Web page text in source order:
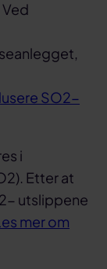
SO2-
i
Etter at
utslippene
mer om